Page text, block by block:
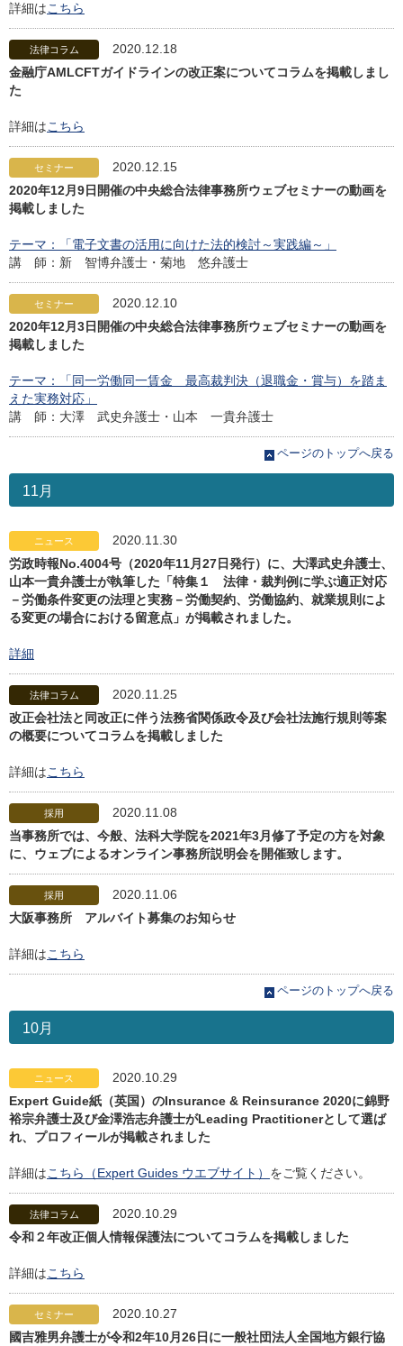
詳細はこちら
法律コラム
2020.12.18
金融庁AMLCFTガイドラインの改正案についてコラムを掲載しまし
た
詳細はこちら
セミナー
2020.12.15
2020年12月9日開催の中央総合法律事務所ウェブセミナーの動画を
掲載しました
テーマ：「電子文書の活用に向けた法的検討～実践編～」
講 師：新 智博弁護士・菊地 悠弁護士
セミナー
2020.12.10
2020年12月3日開催の中央総合法律事務所ウェブセミナーの動画を
掲載しました
テーマ：「同一労働同一賃金 最高裁判決（退職金・賞与）を踏ま
えた実務対応」
講 師：大澤 武史弁護士・山本 一貴弁護士
ページのトップへ戻る
11月
ニュース
2020.11.30
労政時報No.4004号（2020年11月27日発行）に、大澤武史弁護士、
山本一貴弁護士が執筆した「特集１ 法律・裁判例に学ぶ適正対応
－労働条件変更の法理と実務－労働契約、労働協約、就業規則によ
る変更の場合における留意点」が掲載されました。
詳細
法律コラム
2020.11.25
改正会社法と同改正に伴う法務省関係政令及び会社法施行規則等案
の概要についてコラムを掲載しました
詳細はこちら
採用
2020.11.08
当事務所では、今般、法科大学院を2021年3月修了予定の方を対象
に、ウェブによるオンライン事務所説明会を開催致します。
採用
2020.11.06
大阪事務所 アルバイト募集のお知らせ
詳細はこちら
ページのトップへ戻る
10月
ニュース
2020.10.29
Expert Guide紙（英国）のInsurance & Reinsurance 2020に錦野
裕宗弁護士及び金澤浩志弁護士がLeading Practitionerとして選ば
れ、プロフィールが掲載されました
詳細はこちら（Expert Guides ウエブサイト） をご覧ください。
法律コラム
2020.10.29
令和２年改正個人情報保護法についてコラムを掲載しました
詳細はこちら
セミナー
2020.10.27
國吉雅男弁護士が令和2年10月26日に一般社団法人全国地方銀行協